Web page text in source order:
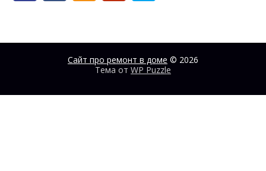
Сайт про ремонт в доме © 2026
Тема от WP Puzzle